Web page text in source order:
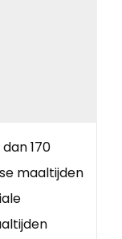
170
maaltijden